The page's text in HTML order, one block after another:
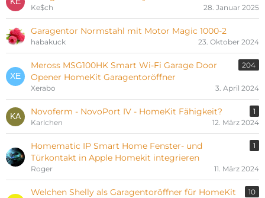
Ke$ch 28. Januar 2025
Garagentor Normstahl mit Motor Magic 1000-2
habakuck 23. Oktober 2024
Meross MSG100HK Smart Wi-Fi Garage Door
Opener HomeKit Garagentoröffner
204
Xerabo 3. April 2024
Novoferm - NovoPort IV - HomeKit Fähigkeit?
1
Karlchen
12. März 2024
Homematic IP Smart Home Fenster- und
Türkontakt in Apple Homekit integrieren
1
Roger 11. März 2024
Welchen Shelly als Garagentoröffner für HomeKit
10